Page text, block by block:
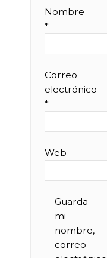
Nombre
*
Correo
electrónico
*
Web
Guarda
mi
nombre,
correo